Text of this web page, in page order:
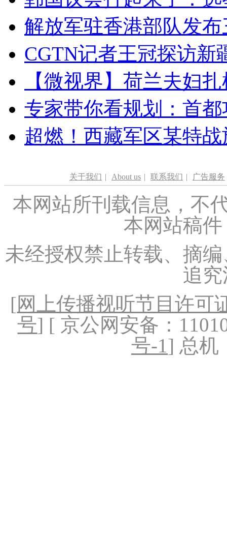
解放军驻香港部队发
CGTN记者王冠探访新
【微视界】荷兰夫妇
专家带你看规划：首
超燃！西藏军区某特
关于我们 | About us | 联系我们 | 广告服务
本网站所刊载信息，不
本网站稿
未经授权禁止转载、摘
追
[网上传播视听节目许可
号] [ 京公网安备：
号-1] 总机